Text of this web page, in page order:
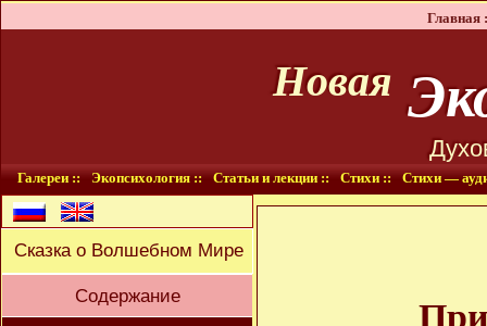
Главная
Новая
Галереи :: Экопсихология :: Статьи и лекции :: Стихи :: Стихи —
Сказка о Волшебном Мире
Содержание